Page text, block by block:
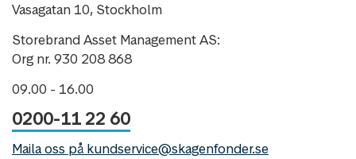
Vasagatan 10, Stockholm
Storebrand Asset Management AS:
Org nr. 930 208 868
09.00 - 16.00
0200-11 22 60
Maila oss på kundservice@skagenfonder.se